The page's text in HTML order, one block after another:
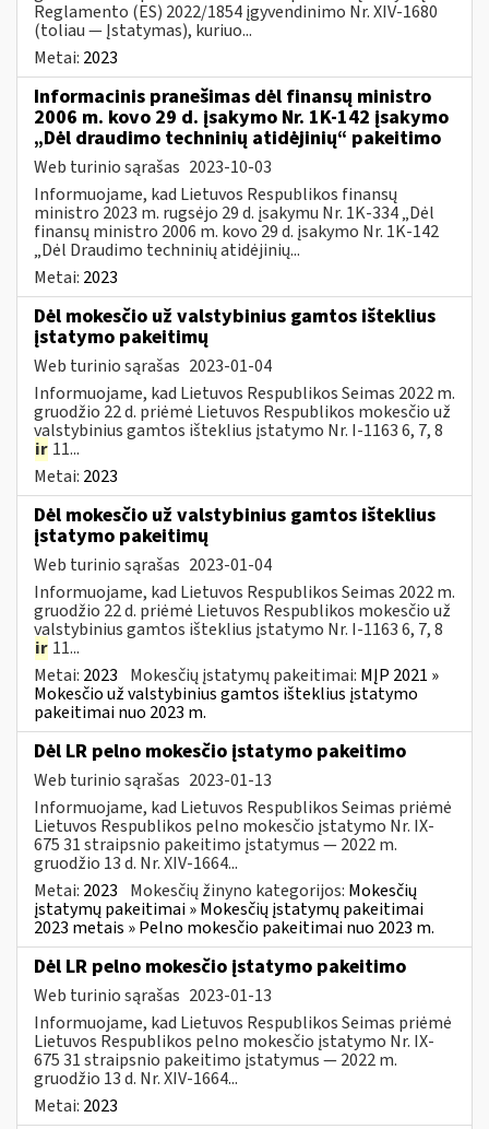
Reglamento (ES) 2022/1854 įgyvendinimo Nr. XIV-1680
(toliau — Įstatymas), kuriuo...
Metai: 2023
Informacinis pranešimas dėl finansų ministro
2006 m. kovo 29 d. įsakymo Nr. 1K-142 įsakymo
„Dėl draudimo techninių atidėjinių“ pakeitimo
Web turinio sąrašas 2023-10-03
Informuojame, kad Lietuvos Respublikos finansų
ministro 2023 m. rugsėjo 29 d. įsakymu Nr. 1K-334 „Dėl
finansų ministro 2006 m. kovo 29 d. įsakymo Nr. 1K-142
„Dėl Draudimo techninių atidėjinių...
Metai: 2023
Dėl mokesčio už valstybinius gamtos išteklius
įstatymo pakeitimų
Web turinio sąrašas 2023-01-04
Informuojame, kad Lietuvos Respublikos Seimas 2022 m.
gruodžio 22 d. priėmė Lietuvos Respublikos mokesčio už
valstybinius gamtos išteklius įstatymo Nr. I-1163 6, 7, 8
ir 11...
Metai: 2023
Dėl mokesčio už valstybinius gamtos išteklius
įstatymo pakeitimų
Web turinio sąrašas 2023-01-04
Informuojame, kad Lietuvos Respublikos Seimas 2022 m.
gruodžio 22 d. priėmė Lietuvos Respublikos mokesčio už
valstybinius gamtos išteklius įstatymo Nr. I-1163 6, 7, 8
ir 11...
Metai: 2023 Mokesčių įstatymų pakeitimai: MĮP 2021 »
Mokesčio už valstybinius gamtos išteklius įstatymo
pakeitimai nuo 2023 m.
Dėl LR pelno mokesčio įstatymo pakeitimo
Web turinio sąrašas 2023-01-13
Informuojame, kad Lietuvos Respublikos Seimas priėmė
Lietuvos Respublikos pelno mokesčio įstatymo Nr. IX-
675 31 straipsnio pakeitimo įstatymus — 2022 m.
gruodžio 13 d. Nr. XIV-1664...
Metai: 2023 Mokesčių žinyno kategorijos: Mokesčių
įstatymų pakeitimai » Mokesčių įstatymų pakeitimai
2023 metais » Pelno mokesčio pakeitimai nuo 2023 m.
Dėl LR pelno mokesčio įstatymo pakeitimo
Web turinio sąrašas 2023-01-13
Informuojame, kad Lietuvos Respublikos Seimas priėmė
Lietuvos Respublikos pelno mokesčio įstatymo Nr. IX-
675 31 straipsnio pakeitimo įstatymus — 2022 m.
gruodžio 13 d. Nr. XIV-1664...
Metai: 2023